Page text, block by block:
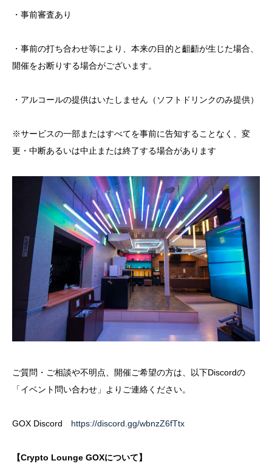
・事前審査あり
・事前の打ち合わせ等により、本来の目的と齟齬が生じた場合、
開催をお断りする場合がございます。
・アルコールの提供はいたしません（ソフトドリンクのみ提供）
※サービスの一部またはすべてを事前に告知することなく、変
更・中断あるいは中止または終了する場合があります
ご質問・ご相談や不明点、開催ご希望の方は、以下Discordの
「イベント問い合わせ」よりご連絡ください。
GOX Discord https://discord.gg/wbnzZ6fTtx
【Crypto Lounge GOXについて】